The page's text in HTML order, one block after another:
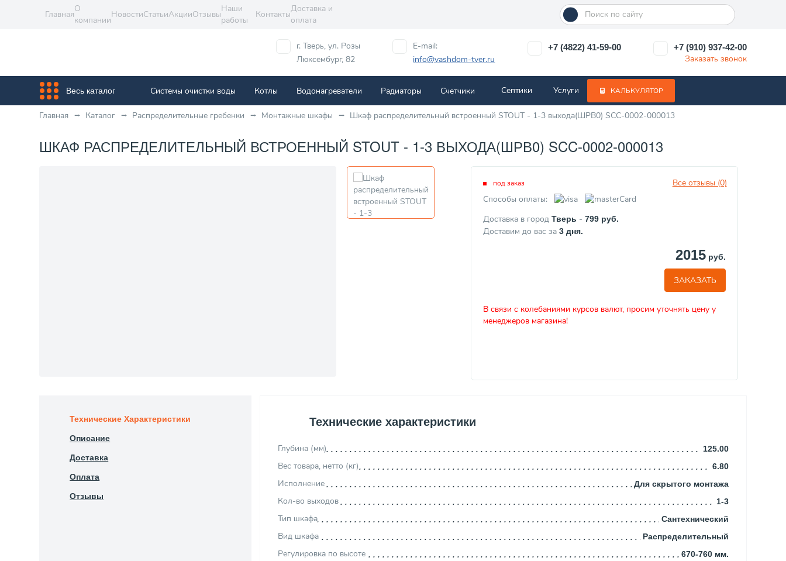
Главная
О
компании
НовостиСтатьиАкцииОтзывы
Наши
работы
Контакты
Доставка и
оплата
г. Тверь, ул. Розы
Люксембург, 82
E-mail:
info@vashdom-tver.ru
+7 (4822) 41-59-00 +7 (910) 937-42-00
Заказать звонок
Весь каталог Системы очистки воды Котлы Водонагреватели Радиаторы Cчетчики Септики Услуги КАЛЬКУЛЯТОР
Главная Каталог Распределительные гребенки Монтажные шкафы Шкаф распределительный встроенный STOUT - 1-3 выхода(ШРВ0) SCC-0002-000013
ШКАФ РАСПРЕДЕЛИТЕЛЬНЫЙ ВСТРОЕННЫЙ STOUT - 1-3 ВЫХОДА(ШРВ0) SCC-0002-000013
Все отзывы (0)
под заказ
Способы оплаты:
Доставка в город Тверь - 799 руб.
Доставим до вас за 3 дня.
2015руб.
ЗАКАЗАТЬ
В связи с колебаниями курсов валют, просим уточнять цену у
менеджеров магазина!
Технические Характеристики Технические характеристики
Глубина (мм) 125.00
Вес товара, нетто (кг) 6.80
Исполнение Для скрытого монтажа
Кол-во выходов 1-3
Тип шкафа Сантехнический
Вид шкафа Распределительный
Регулировка по высоте 670-760 мм.
Описание
Доставка
Оплата
Отзывы